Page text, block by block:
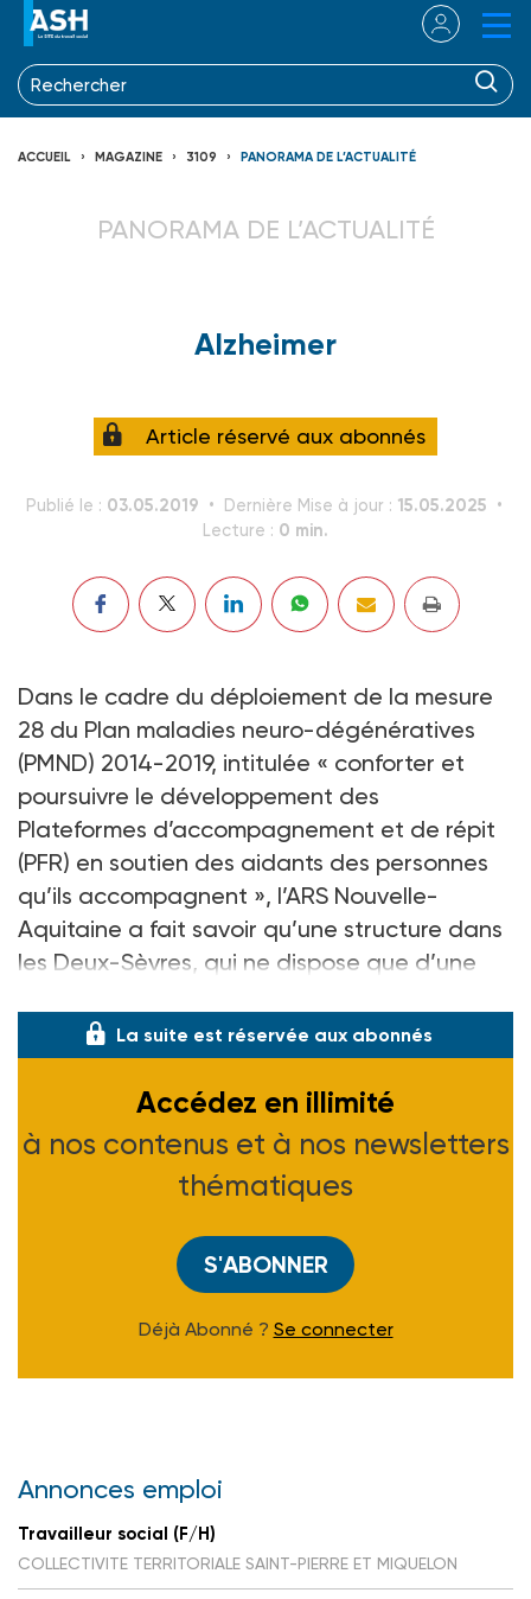
ACCUEIL MAGAZINE 3109 PANORAMA DE L’ACTUALITÉ
PANORAMA DE L’ACTUALITÉ
Alzheimer
Article réservé aux abonnés
Publié le : 03.05.2019 Dernière Mise à jour : 15.05.2025
Lecture : 0 min.
Dans le cadre du déploiement de la mesure
28 du Plan maladies neuro-dégénératives
(PMND) 2014-2019, intitulée « conforter et
poursuivre le développement des
Plateformes d’accompagnement et de répit
(PFR) en soutien des aidants des personnes
qu’ils accompagnent », l’ARS Nouvelle-
Aquitaine a fait savoir qu’une structure dans
les Deux-Sèvres, qui ne dispose que d’une
La suite est réservée aux abonnés
Accédez en illimité
à nos contenus et à nos newsletters
thématiques
S'ABONNER
Déjà Abonné ? Se connecter
Annonces emploi
Travailleur social (F/H)
COLLECTIVITE TERRITORIALE SAINT-PIERRE ET MIQUELON